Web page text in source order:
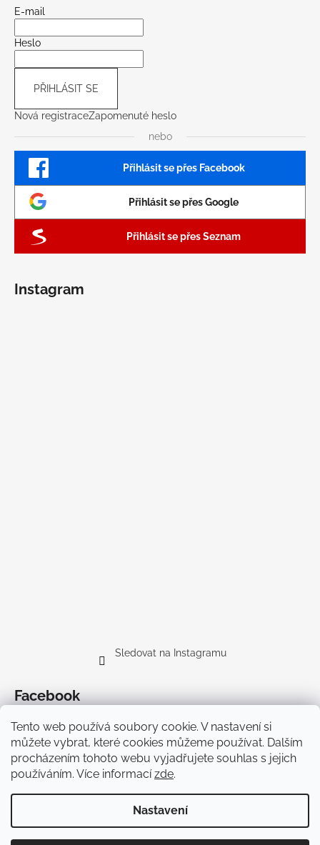
Tento web používá soubory cookie. V nastavení si
můžete vybrat, které cookies můžeme používat. Dalším
procházením tohoto webu vyjadřujete souhlas s jejich
používáním. Více informacízde.
Nastavení
E-mail
Heslo
PŘIHLÁSIT SE
Nová registraceZapomenuté heslo
nebo
Přihlásit se přes Facebook
Přihlásit se přes Google
Přihlásit se přes Seznam
Instagram
Sledovat na Instagramu
Facebook
Doprava
Copyright 2026Cyklodesign. Všechna práva vyhrazena.